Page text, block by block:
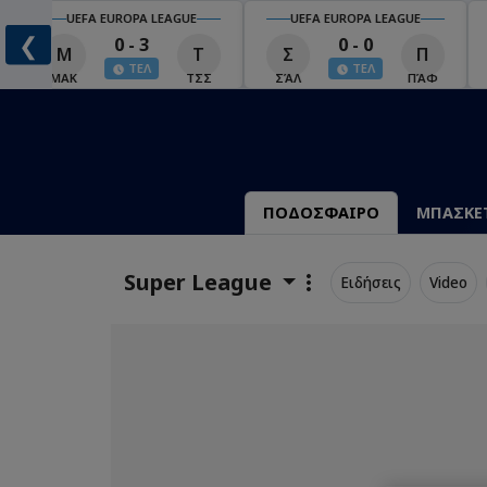
❮
UEFA EUROPA LEAGUE
Μ
ΜΑΚ
0 - 3
ΤΕΛ
Τ
ΤΣΣ
UEFA EUROPA LEAGUE
Σ
ΣΆΛ
0 - 0
ΤΕΛ
Π
ΠΆΦ
ΠΟΔΟΣΦΑΙΡΟ
Super League Ειδήσεις Video